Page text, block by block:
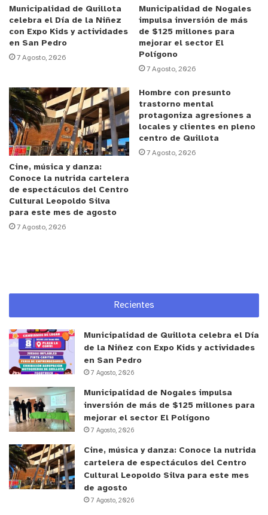
esto que la “Gran Lota” esta apta para todo
público que quiera aportar con un granito de
arena.
Además, Zúñiga, afirmó que “si habrá cosas para
comer, como mote con huesillos, consomé y otros.
También, contarán con la cancha de futbol del club
para que los asistentes estacionen sus vehículos y
que los niños jueguen en él”.
En caso de que no puedas asistir y quieras aportar
a la causa, puedes contactarte con Rodrigo al +56
9 6309 0056. Por otra parte, la familia difundirá
una rifa en las próximas semanas a beneficio para
sumar ingresos para la máquina.
Municipalidad de Quillota
celebra el Día de la Niñez
con Expo Kids y actividades
en San Pedro
7 Agosto, 2026
Municipalidad de Nogales
impulsa inversión de más
de $125 millones para
mejorar el sector El
Polígono
7 Agosto, 2026
Cine, música y danza:
Conoce la nutrida cartelera
de espectáculos del Centro
Cultural Leopoldo Silva
para este mes de agosto
7 Agosto, 2026
Hombre con presunto
trastorno mental
protagoniza agresiones a
locales y clientes en pleno
centro de Quillota
7 Agosto, 2026
Recientes
Municipalidad de Quillota celebra el Día
de la Niñez con Expo Kids y actividades
en San Pedro
7 Agosto, 2026
Municipalidad de Nogales impulsa
inversión de más de $125 millones para
mejorar el sector El Polígono
7 Agosto, 2026
Cine, música y danza: Conoce la nutrida
cartelera de espectáculos del Centro
Cultural Leopoldo Silva para este mes
de agosto
7 Agosto, 2026